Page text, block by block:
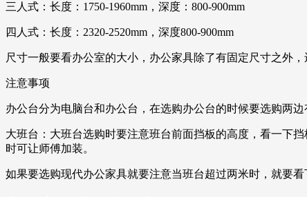
三人式：长度：1750-1960mm，深度：800-900mm
四人式：长度：2320-2520mm，深度800-900mm
尺寸一般要看办公室的大小，办公家具除了有固定尺寸之外
注意事项
办公台分为电脑台和办公台，在选购办公台的时候要选购两
大班台：大班台选购时要注意班台前面挡板的高度，看一下
时可让师傅加装。
如果要选购现代办公家具就要注意当班台超过两米时，就要